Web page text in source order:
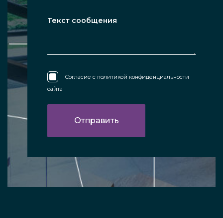
Согласие с политикой конфиденциальности
сайта